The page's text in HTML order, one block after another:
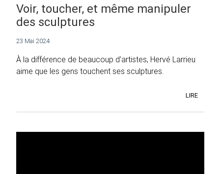
Voir, toucher, et même manipuler
des sculptures
23 Mai 2024
À la différence de beaucoup d'artistes, Hervé Larrieu
aime que les gens touchent ses sculptures.
LIRE